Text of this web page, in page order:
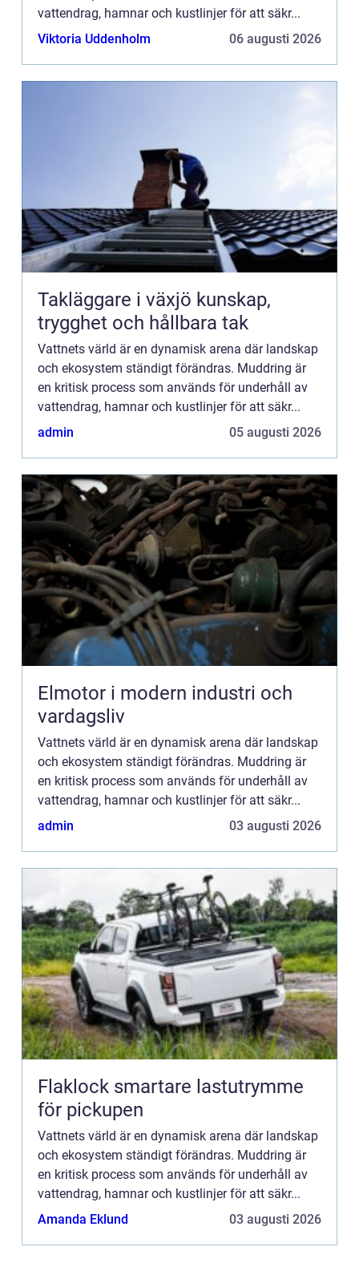
vattendrag, hamnar och kustlinjer för att säkr...
Viktoria Uddenholm
06 augusti 2026
Takläggare i växjö kunskap,
trygghet och hållbara tak
Vattnets värld är en dynamisk arena där landskap
och ekosystem ständigt förändras. Muddring är
en kritisk process som används för underhåll av
vattendrag, hamnar och kustlinjer för att säkr...
admin
05 augusti 2026
Elmotor i modern industri och
vardagsliv
Vattnets värld är en dynamisk arena där landskap
och ekosystem ständigt förändras. Muddring är
en kritisk process som används för underhåll av
vattendrag, hamnar och kustlinjer för att säkr...
admin
03 augusti 2026
Flaklock smartare lastutrymme
för pickupen
Vattnets värld är en dynamisk arena där landskap
och ekosystem ständigt förändras. Muddring är
en kritisk process som används för underhåll av
vattendrag, hamnar och kustlinjer för att säkr...
Amanda Eklund
03 augusti 2026